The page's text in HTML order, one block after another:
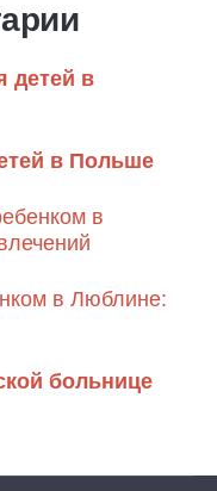
детей в
в Польше
в
в Люблине:
больнице